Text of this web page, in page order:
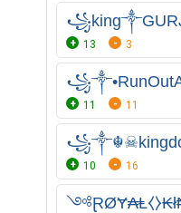
13 3
11 11
10 16